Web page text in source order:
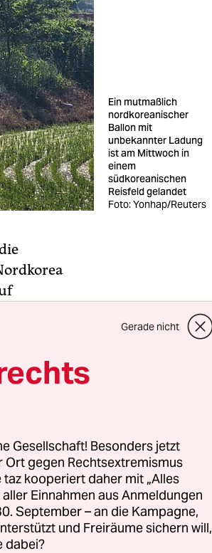
Ein mutmaßlich
nordkoreanischer
Ballon mit
unbekannter Ladung
ist am Mittwoch in
einem
südkoreanischen
Reisfeld gelandet
Foto: Yonhap/Reuters
Ära
angesichts
sagte
stimmten
Dienstag zu.
formell
Gerade nicht
Gesellschaft! Besonders jetzt
Ort gegen Rechtsextremismus
kooperiert daher mit „Alles
Einnahmen aus Anmeldungen
September – an die Kampagne,
und Freiräume sichern will,
dabei?